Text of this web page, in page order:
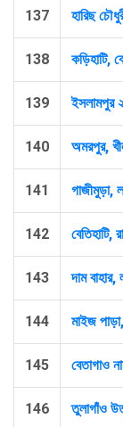
137 হারিছ
138 কড়িহাটি,
139 ইসলামপুর ২
140 অমরপুর,
141 গাজীমুড়া,
142 বেতিহাটি,
143 দাম
144 মাইজ
145 বেতাগাও
146 তুলাগাঁও